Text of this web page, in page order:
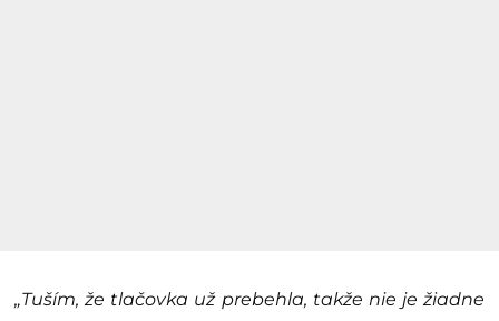
„Tuším, že tlačovka už prebehla, takže nie je žiadne